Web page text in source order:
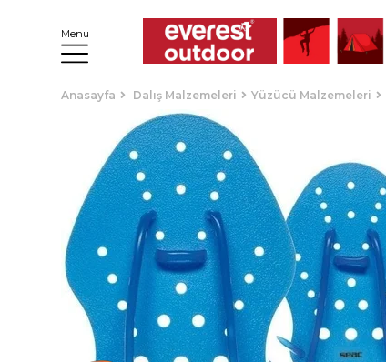
Menu
Anasayfa Dalış Malzemeleri Yüzücü Malzemeleri